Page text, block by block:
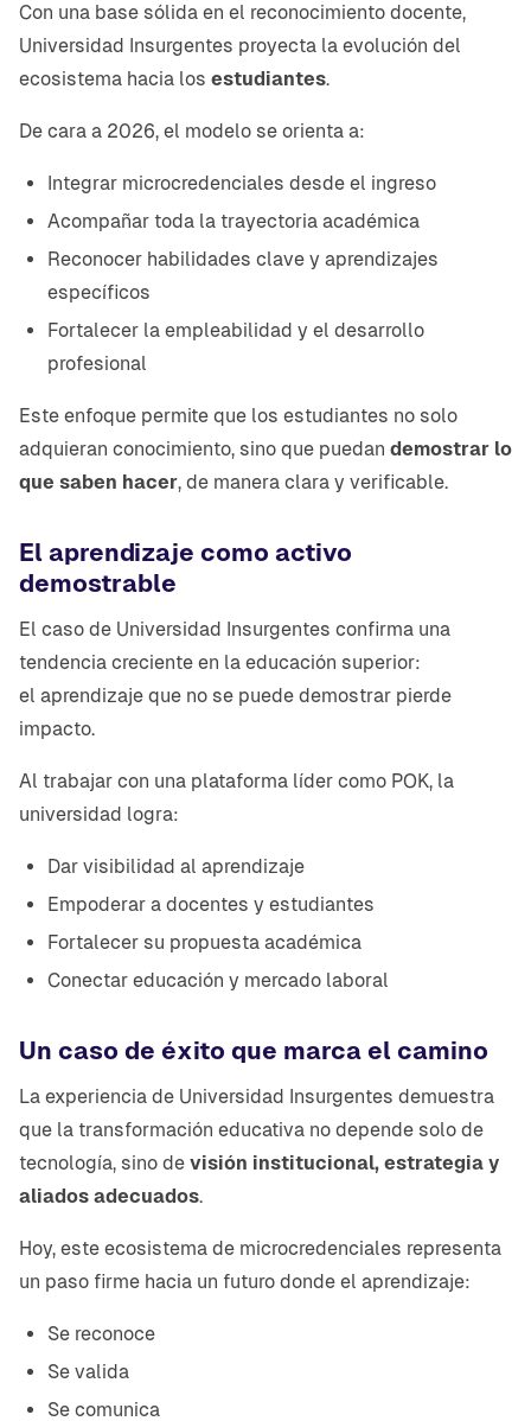
Con una base sólida en el reconocimiento docente,
Universidad Insurgentes proyecta la evolución del
ecosistema hacia los estudiantes.
De cara a 2026, el modelo se orienta a:
Integrar microcredenciales desde el ingreso
Acompañar toda la trayectoria académica
Reconocer habilidades clave y aprendizajes
específicos
Fortalecer la empleabilidad y el desarrollo
profesional
Este enfoque permite que los estudiantes no solo
adquieran conocimiento, sino que puedan demostrar lo
que saben hacer, de manera clara y verificable.
El aprendizaje como activo
demostrable
El caso de Universidad Insurgentes confirma una
tendencia creciente en la educación superior:
el aprendizaje que no se puede demostrar pierde
impacto.
Al trabajar con una plataforma líder como POK, la
universidad logra:
Dar visibilidad al aprendizaje
Empoderar a docentes y estudiantes
Fortalecer su propuesta académica
Conectar educación y mercado laboral
Un caso de éxito que marca el camino
La experiencia de Universidad Insurgentes demuestra
que la transformación educativa no depende solo de
tecnología, sino de visión institucional, estrategia y
aliados adecuados.
Hoy, este ecosistema de microcredenciales representa
un paso firme hacia un futuro donde el aprendizaje:
Se reconoce
Se valida
Se comunica